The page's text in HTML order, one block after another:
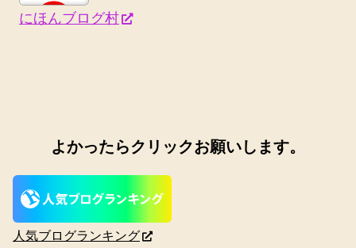
にほんブログ村
よかったらクリックお願いします。
人気ブログランキング